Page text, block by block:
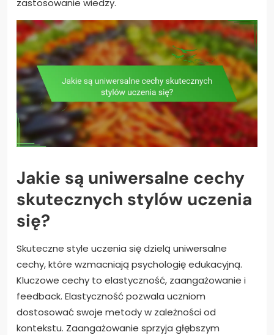
zastosowanie wiedzy.
Jakie są uniwersalne cechy
skutecznych stylów uczenia
się?
Skuteczne style uczenia się dzielą uniwersalne
cechy, które wzmacniają psychologię edukacyjną.
Kluczowe cechy to elastyczność, zaangażowanie i
feedback. Elastyczność pozwala uczniom
dostosować swoje metody w zależności od
kontekstu. Zaangażowanie sprzyja głębszym